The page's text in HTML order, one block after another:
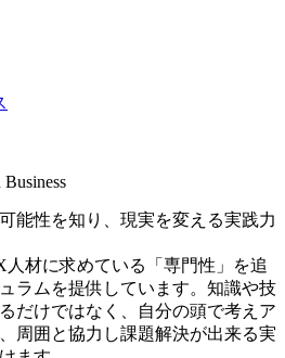
能性を知り、現実を変える実践力
人材に求めている「専門性」を追
ラムを提供しています。知識や技
だけではなく、自分の頭で考えア
周囲と協力し課題解決が出来る実